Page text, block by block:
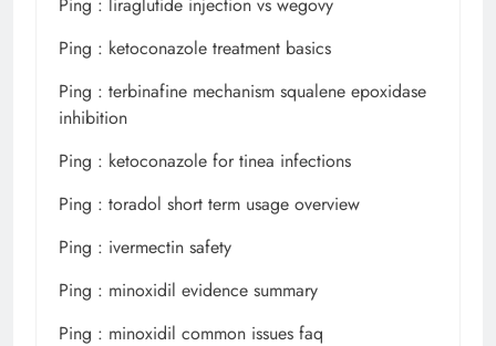
Ping : liraglutide injection vs wegovy
Ping : ketoconazole treatment basics
Ping : terbinafine mechanism squalene epoxidase
inhibition
Ping : ketoconazole for tinea infections
Ping : toradol short term usage overview
Ping : ivermectin safety
Ping : minoxidil evidence summary
Ping : minoxidil common issues faq